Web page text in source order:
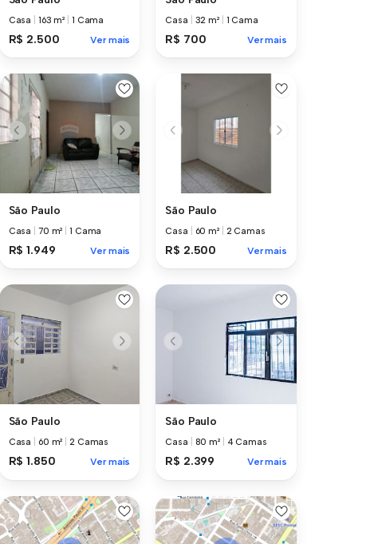
Casa 163 m² 1 Cama
R$ 2.500 Ver mais
Casa 32 m² 1 Cama
R$ 700 Ver mais
São Paulo
Casa 70 m² 1 Cama
R$ 1.949 Ver mais
São Paulo
Casa 60 m² 2 Camas
R$ 2.500 Ver mais
São Paulo
Casa 60 m² 2 Camas
R$ 1.850 Ver mais
São Paulo
Casa 80 m² 4 Camas
R$ 2.399 Ver mais